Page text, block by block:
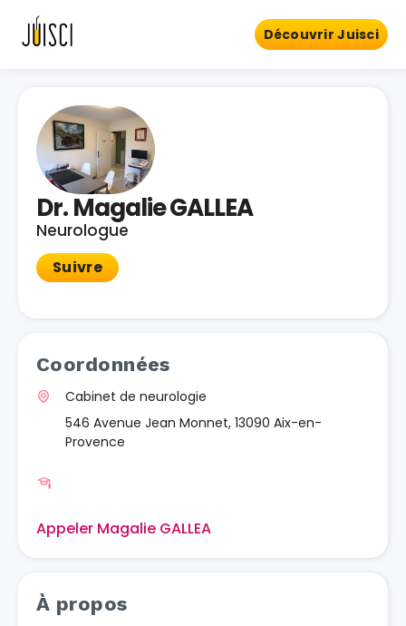
Découvrir Juisci
Dr. Magalie GALLEA
Neurologue
Suivre
Coordonnées
Cabinet de neurologie
546 Avenue Jean Monnet, 13090 Aix-en-
Provence
Appeler Magalie GALLEA
À propos